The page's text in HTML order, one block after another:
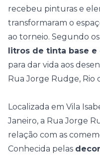
recebeu pinturas e
transformaram o
ao torneio. Segundo
litros de tinta base e
para dar vida aos
Rua Jorge Rudge, Rio
Localizada em Vila
Janeiro, a Rua Jorge
relação com as
Conhecida pelas